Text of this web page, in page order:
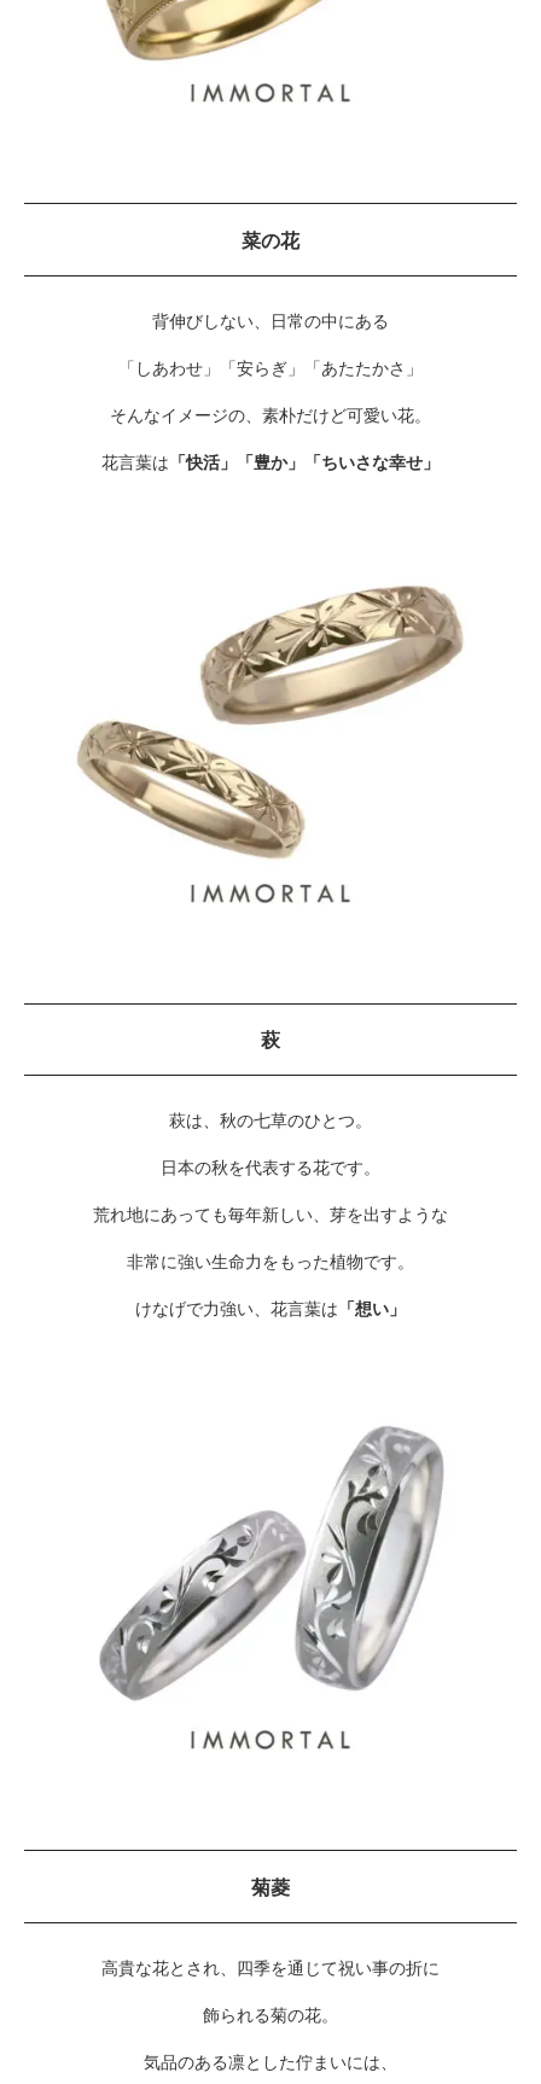
菜の花
背伸びしない、日常の中にある
「しあわせ」「安らぎ」「あたたかさ」
そんなイメージの、素朴だけど可愛い花。
花言葉は 「快活」「豊か」「ちいさな幸せ」
萩
萩は、秋の七草のひとつ。
日本の秋を代表する花です。
荒れ地にあっても毎年新しい、芽を出すような
非常に強い生命力をもった植物です。
けなげで力強い、花言葉は 「想い」
菊菱
高貴な花とされ、四季を通じて祝い事の折に
飾られる菊の花。
気品のある凛とした佇まいには、